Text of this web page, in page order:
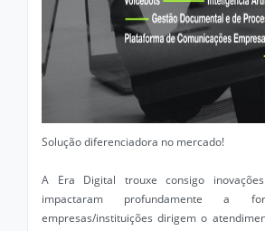
Solução diferenciadora no mercado!
A Era Digital trouxe consigo
impactaram profundamente a
empresas/instituições dirigem o